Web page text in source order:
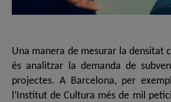
Una manera de mesurar la densitat
és analitzar la demanda de
projectes. A Barcelona, per
l’Institut de Cultura més de mil